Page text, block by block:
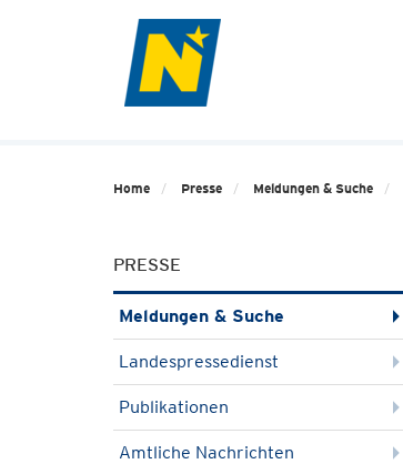
Home Presse Meldungen & Suche
PRESSE
Meldungen & Suche
Landespressedienst
Publikationen
Amtliche Nachrichten